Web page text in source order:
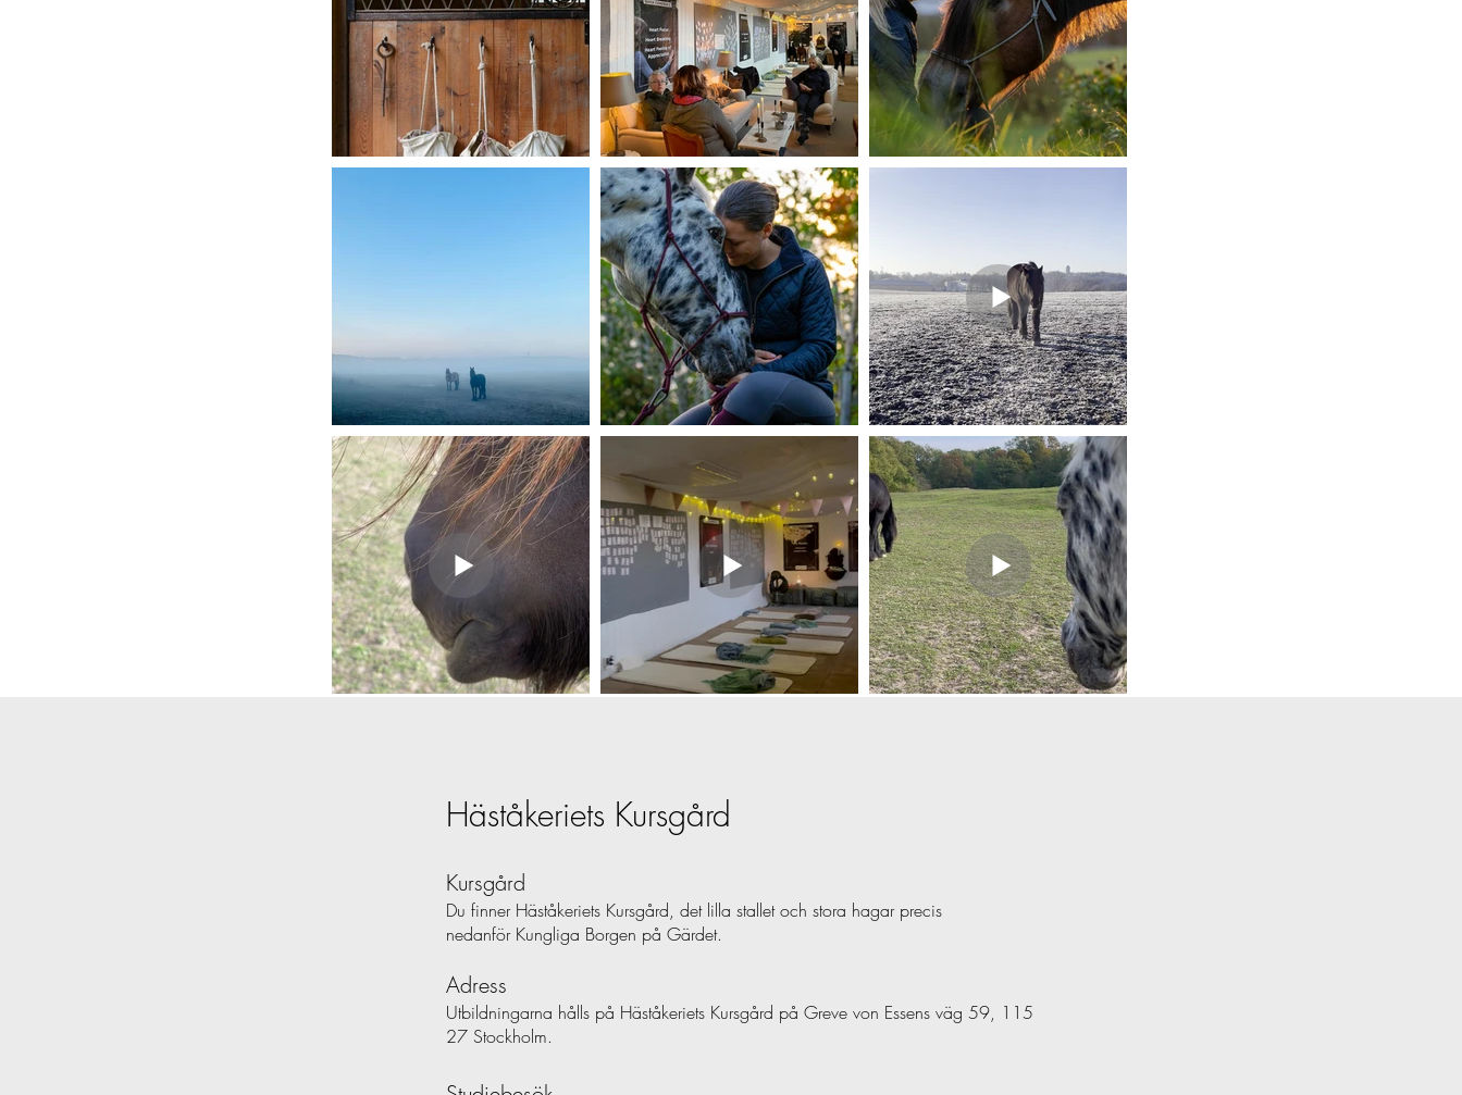
Häståkeriets Kursgård
Kursgård
Du finner Häståkeriets Kursgård, det lilla stallet och stora hagar precis
nedanför Kungliga Borgen på Gärdet.
Adress
Utbildningarna hålls på Häståkeriets Kursgård på Greve von Essens väg 59, 115
27 Stockholm.